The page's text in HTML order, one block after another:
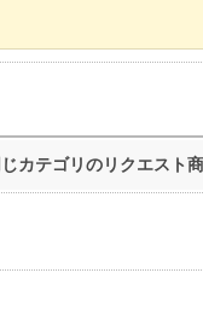
カテゴリのリクエスト